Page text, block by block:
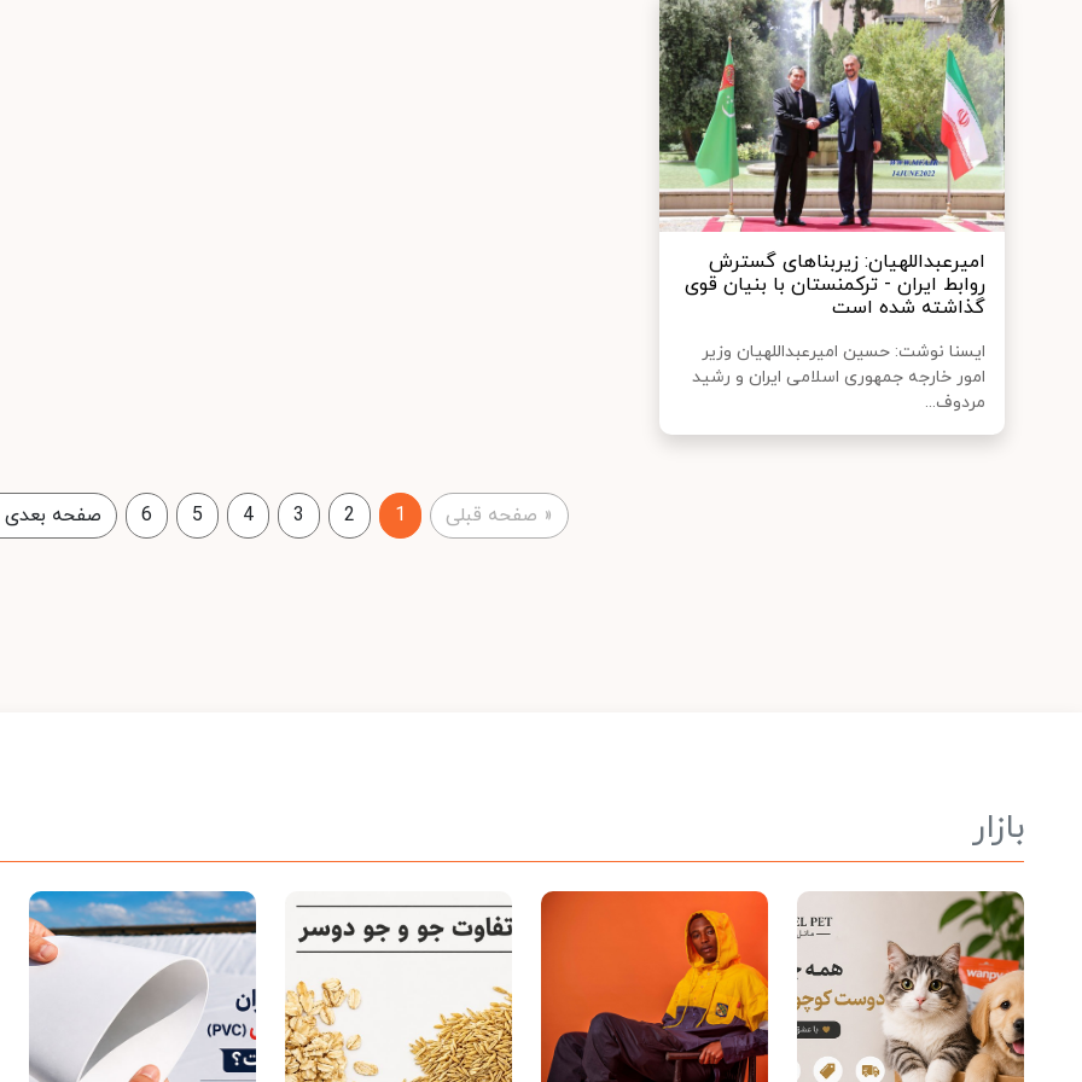
امیرعبداللهیان: زیربناهای گسترش
روابط ایران - ترکمنستان با بنیان قوی
گذاشته شده است
ایسنا نوشت: حسین امیرعبداللهیان وزیر
امور خارجه جمهوری اسلامی ایران و رشید
مردوف...
« صفحه قبلی 1
2
3
4
5
6 صفحه بعدی
بازار